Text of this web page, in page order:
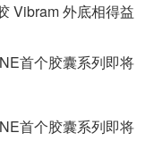
Vibram 外底相得益